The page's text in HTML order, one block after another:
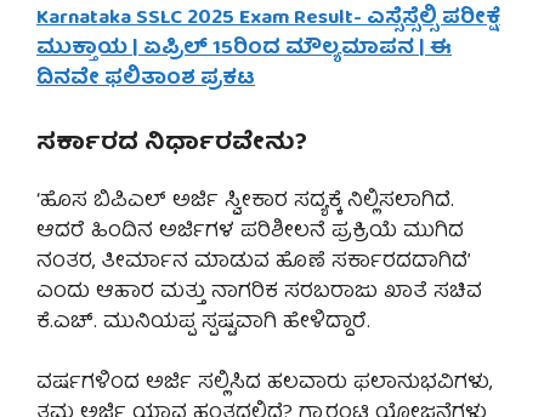
Karnataka SSLC 2025 Exam Result- ಎಸ್ಸೆಸ್ಸೆಲ್ಸಿ ಪರೀಕ್ಷೆ
ಮುಕ್ತಾಯ | ಏಪ್ರಿಲ್ 15ರಿಂದ ಮೌಲ್ಯಮಾಪನ | ಈ
ದಿನವೇ ಫಲಿತಾ೦ಶ ಪ್ರಕಟ
ಸರ್ಕಾರದ ನಿರ್ಧಾರವೇನು?
‘ಹೊಸ ಬಿಪಿಎಲ್ ಅರ್ಜಿ ಸ್ವೀಕಾರ ಸದ್ಯಕ್ಕೆ ನಿಲ್ಲಿಸಲಾಗಿದೆ.
ಆದರೆ ಹಿಂದಿನ ಅರ್ಜಿಗಳ ಪರಿಶೀಲನೆ ಪ್ರಕ್ರಿಯೆ ಮುಗಿದ
ನಂತರ, ತೀರ್ಮಾನ ಮಾಡುವ ಹೊಣೆ ಸರ್ಕಾರದದಾಗಿದೆ’
ಎಂದು ಆಹಾರ ಮತ್ತು ನಾಗರಿಕ ಸರಬರಾಜು ಖಾತೆ ಸಚಿವ
ಕೆ.ಎಚ್. ಮುನಿಯಪ್ಪ ಸ್ಪಷ್ಟವಾಗಿ ಹೇಳಿದ್ದಾರೆ.
ವರ್ಷಗಳಿಂದ ಅರ್ಜಿ ಸಲ್ಲಿಸಿದ ಹಲವಾರು ಫಲಾನುಭವಿಗಳು,